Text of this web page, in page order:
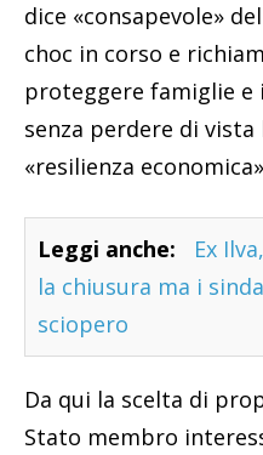
dice «consapevole»
choc in corso e
proteggere famiglie e
senza perdere di
«resilienza
Leggi anche:
Ex
la chiusura ma i
sciopero
Da qui la scelta di
Stato membro